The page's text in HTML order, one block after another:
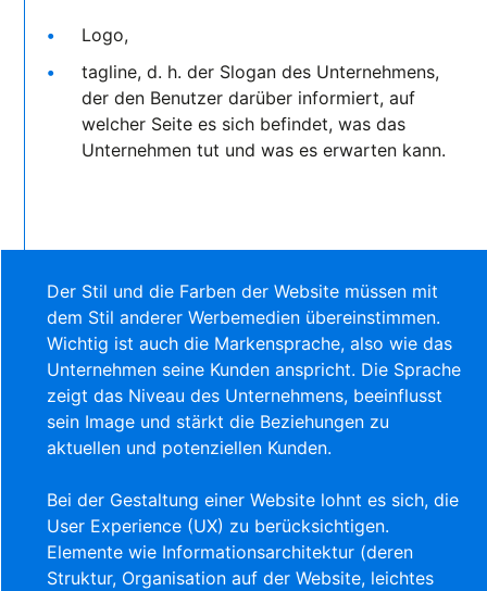
Logo,
tagline, d. h. der Slogan des Unternehmens,
der den Benutzer darüber informiert, auf
welcher Seite es sich befindet, was das
Unternehmen tut und was es erwarten kann.
Der Stil und die Farben der Website müssen mit
dem Stil anderer Werbemedien übereinstimmen.
Wichtig ist auch die Markensprache, also wie das
Unternehmen seine Kunden anspricht. Die Sprache
zeigt das Niveau des Unternehmens, beeinflusst
sein Image und stärkt die Beziehungen zu
aktuellen und potenziellen Kunden.
Bei der Gestaltung einer Website lohnt es sich, die
User Experience (UX) zu berücksichtigen.
Elemente wie Informationsarchitektur (deren
Struktur, Organisation auf der Website, leichtes